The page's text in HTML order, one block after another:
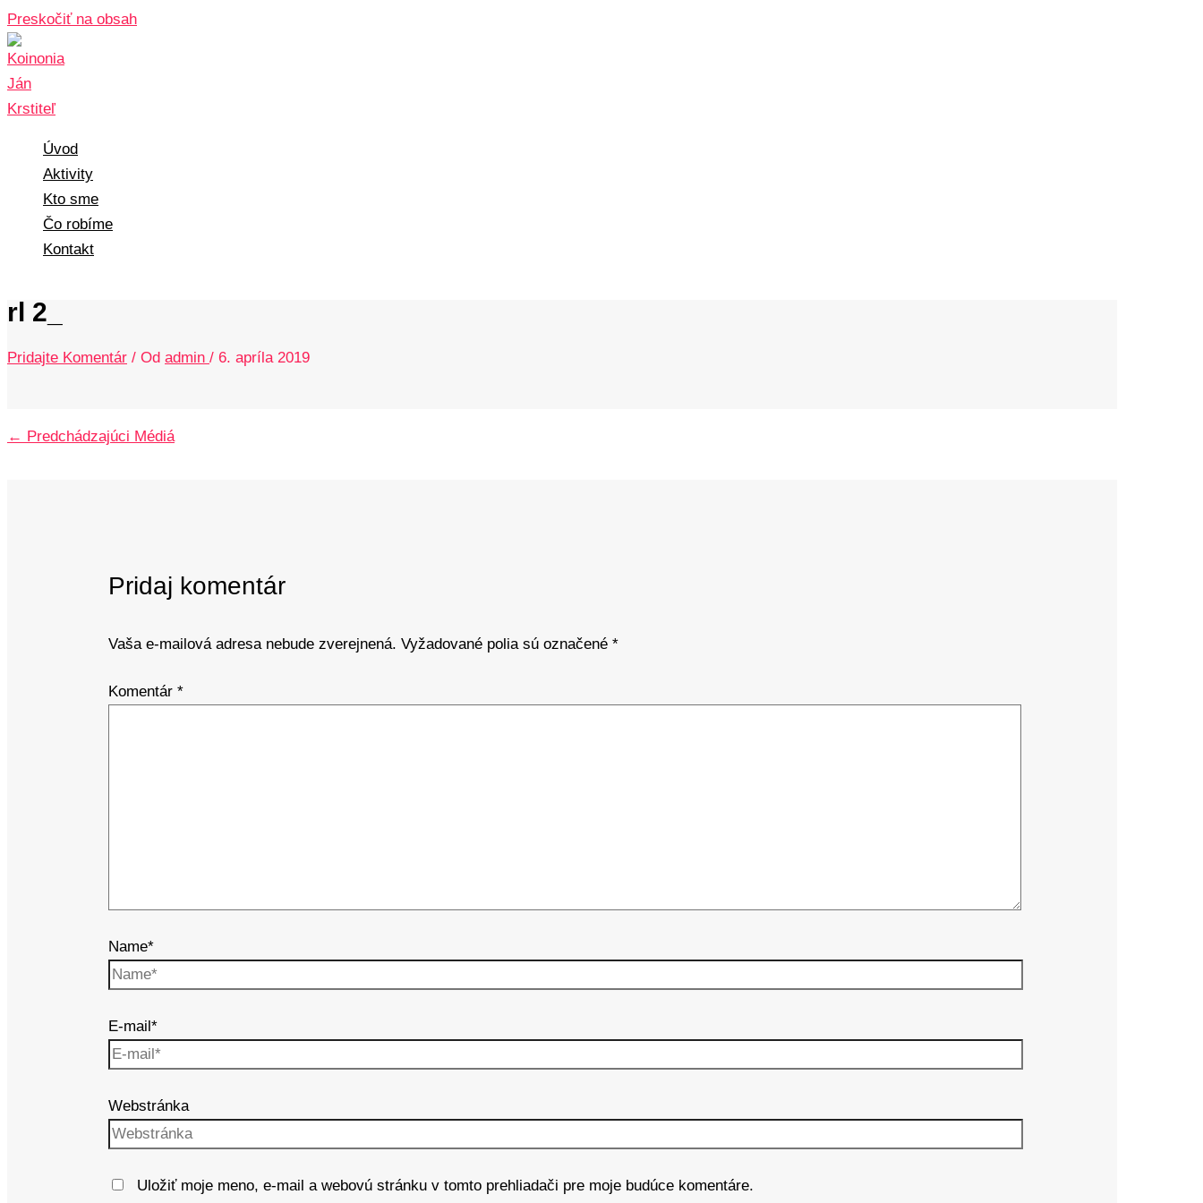
Preskočiť na obsah
Úvod
Aktivity
Kto sme
Čo robíme
Kontakt
rl 2_
Pridajte Komentár / Od admin / 6. apríla 2019
← Predchádzajúci Médiá
Pridaj komentár
Vaša e-mailová adresa nebude zverejnená. Vyžadované polia sú označené*
Komentár*
Name*
E-mail*
Webstránka
Uložiť moje meno, e-mail a webovú stránku v tomto prehliadači pre moje budúce komentáre.